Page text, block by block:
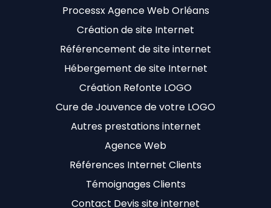
Processx Agence Web Orléans
Création de site Internet
Référencement de site internet
Hébergement de site Internet
Création Refonte LOGO
Cure de Jouvence de votre LOGO
Autres prestations internet
Agence Web
Références Internet Clients
Témoignages Clients
Contact Devis site internet